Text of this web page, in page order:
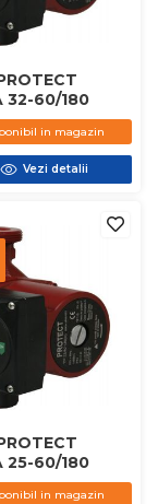
32-60/180
in magazin
Vezi detalii
25-60/180
in magazin